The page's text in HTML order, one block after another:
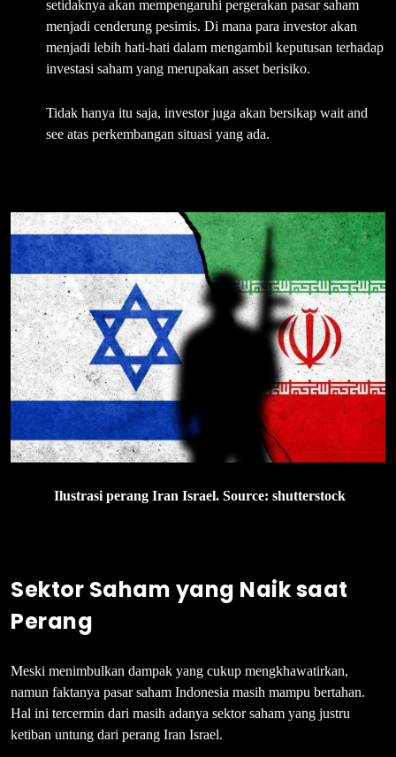
setidaknya akan mempengaruhi pergerakan pasar saham
menjadi cenderung pesimis. Di mana para investor akan
menjadi lebih hati-hati dalam mengambil keputusan terhadap
investasi saham yang merupakan asset berisiko.
Tidak hanya itu saja, investor juga akan bersikap wait and
see atas perkembangan situasi yang ada.
Ilustrasi perang Iran Israel. Source: shutterstock
Sektor Saham yang Naik saat
Perang
Meski menimbulkan dampak yang cukup mengkhawatirkan,
namun faktanya pasar saham Indonesia masih mampu bertahan.
Hal ini tercermin dari masih adanya sektor saham yang justru
ketiban untung dari perang Iran Israel.